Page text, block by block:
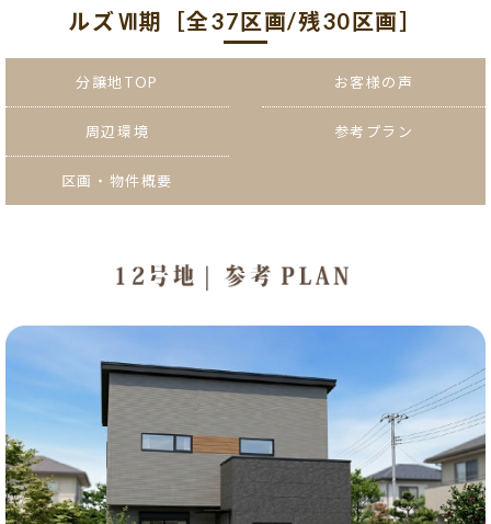
ルズⅦ期［全37区画/残30区画］
分譲地TOP お客様の声
周辺環境 参考プラン
区画・物件概要